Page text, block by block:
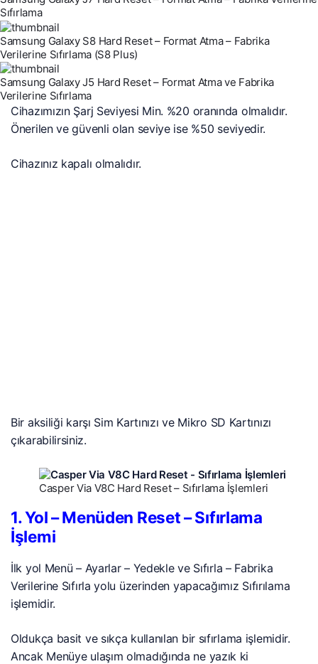
Sıfırlama
Samsung Galaxy S8 Hard Reset – Format Atma – Fabrika
Verilerine Sıfırlama (S8 Plus)
Samsung Galaxy J5 Hard Reset – Format Atma ve Fabrika
Verilerine Sıfırlama
Cihazımızın Şarj Seviyesi Min. %20 oranında olmalıdır.
Önerilen ve güvenli olan seviye ise %50 seviyedir.
Cihazınız kapalı olmalıdır.
Bir aksiliği karşı Sim Kartınızı ve Mikro SD Kartınızı
çıkarabilirsiniz.
Casper Via V8C Hard Reset – Sıfırlama İşlemleri
1. Yol – Menüden Reset – Sıfırlama
İşlemi
İlk yol Menü – Ayarlar – Yedekle ve Sıfırla – Fabrika
Verilerine Sıfırla yolu üzerinden yapacağımız Sıfırılama
işlemidir.
Oldukça basit ve sıkça kullanılan bir sıfırlama işlemidir.
Ancak Menüye ulaşım olmadığında ne yazık ki